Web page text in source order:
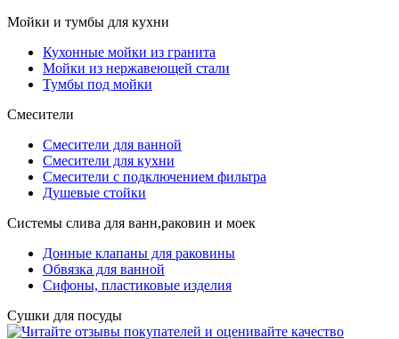
Мойки и тумбы для кухни
Кухонные мойки из гранита
Мойки из нержавеющей стали
Тумбы под мойки
Смесители
Смесители для ванной
Смесители для кухни
Смесители с подключением фильтра
Душевые стойки
Системы слива для ванн,раковин и моек
Донные клапаны для раковины
Обвязка для ванной
Сифоны, пластиковые изделия
Сушки для посуды